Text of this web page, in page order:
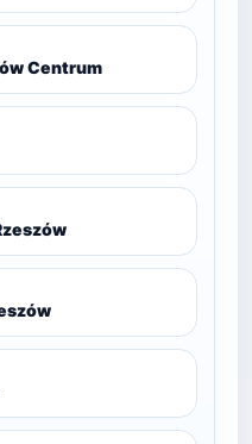
Centrum